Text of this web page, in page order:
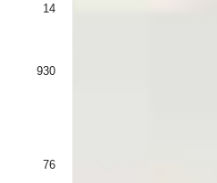
14
930
76